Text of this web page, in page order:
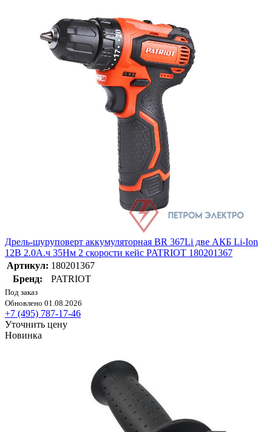
Дрель-шуруповерт аккумуляторная BR 367Li две АКБ Li-Ion
12В 2.0А.ч 35Нм 2 скорости кейс PATRIOT 180201367
Артикул: 180201367
Бренд:
PATRIOT
Под заказ
Обновлено 01.08.2026
+7 (495) 787-17-46
Уточнить цену
Новинка